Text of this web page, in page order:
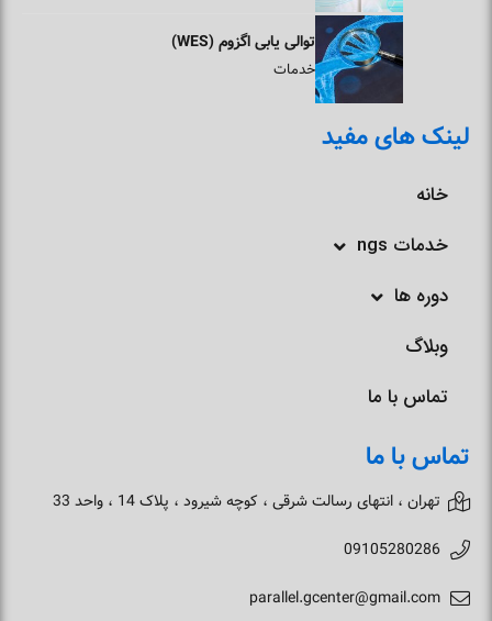
توالی یابی اگزوم (WES)
خدمات
لینک های مفید
خانه
خدمات ngs
دوره ها
وبلاگ
تماس با ما
تماس با ما
تهران ، انتهای رسالت شرقی ، کوچه شیرود ، پلاک 14 ، واحد 33
09105280286
parallel.gcenter@gmail.com